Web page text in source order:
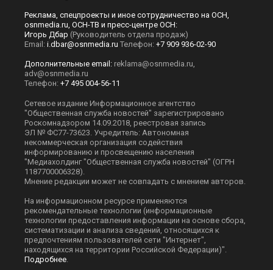
Реклама, спецпроекты и иное сотрудничество на ОСН,
osnmedia.ru, ОСН-ТВ и пресс-центре ОСН:
Игорь Дбар (Руководитель отдела продаж)
Email: i.dbar@osnmedia.ru Телефон: +7 909 936-02-90
Дополнительные email: reklama@osnmedia.ru
adv@osnmedia.ru
Телефон: +7 495 004-56-11
Сетевое издание Информационное агентство
"Общественная служба новостей" зарегистрировано
Роскомнадзором 14.09.2018, реестровая запись
ЭЛ № ФС77-73623. Учредитель: Автономная
некоммерческая организация содействия
информированию и просвещению населения
"Медиахолдинг "Общественная служба новостей" (ОГРН
1187700006328).
Мнение редакции может не совпадать с мнением авторов.
На информационном ресурсе применяются
рекомендательные технологии (информационные
технологии предоставления информации на основе сбора,
систематизации и анализа сведений, относящихся к
предпочтениям пользователей сети "Интернет",
находящихся на территории Российской Федерации)".
Подробнее